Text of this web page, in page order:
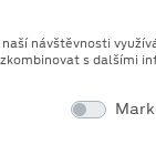
návštěvnosti
s dalšími